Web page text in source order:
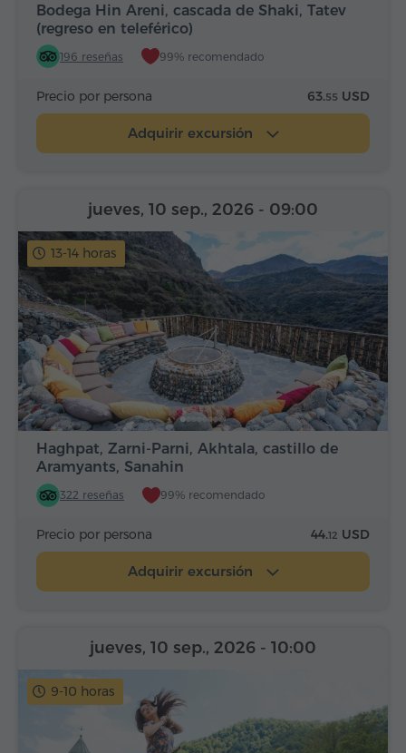
Bodega Hin Areni, cascada de Shaki, Tatev
(regreso en teleférico)
196 reseñas 99% recomendado
Precio por persona 63.55 USD
Adquirir excursión
13-14 horas
Haghpat, Zarni-Parni, Akhtala, castillo de
Aramyants, Sanahin
322 reseñas 99% recomendado
jueves, 10 sep., 2026 - 09:00
Precio por persona 44.12 USD
Adquirir excursión
9-10 horas
jueves, 10 sep., 2026 - 10:00